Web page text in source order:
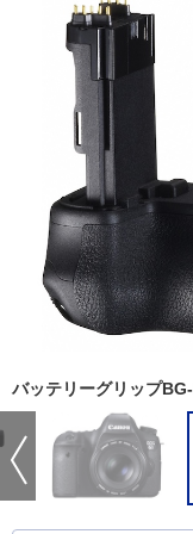
バッテリーグリップ